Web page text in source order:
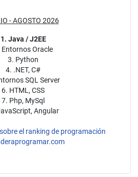
- AGOSTO 2026
1. Java / J2EE
Entornos Oracle
3. Python
4. .NET, C#
SQL Server
6. HTML, CSS
7. Php, MySql
Angular
el ranking de programación